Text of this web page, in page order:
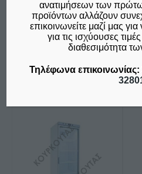
δεν συμπεριλαμβάνεται ο
Φ.Π.Α. 24%
Προσθήκη στο καλάθι
ανατιμήσεων των
προϊόντων αλλάζουν
επικοινωνείτε μαζί μας
για τις ισχύουσες
διαθεσιμότητα
Τηλέφωνα επικοινωνίας: